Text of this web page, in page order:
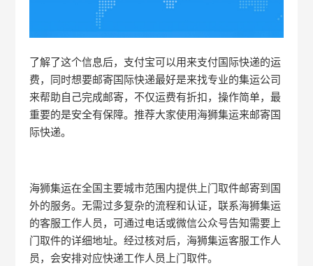
了解了这个信息后，支付宝可以用来支付国际快递的运
费，同时想要邮寄国际快递最好是来找专业的集运公司
来帮助自己完成邮寄，不仅运费有折扣，操作简单，最
重要的是安全有保障。推荐大家使用海狮集运来邮寄国
际快递。
海狮集运在全国主要城市范围内提供上门取件邮寄到国
外的服务。无需过多复杂的流程和认证，联系海狮集运
的客服工作人员，可通过电话或微信公众号告知需要上
门取件的详细地址。经过核对后，海狮集运客服工作人
员，会安排对应快递工作人员上门取件。